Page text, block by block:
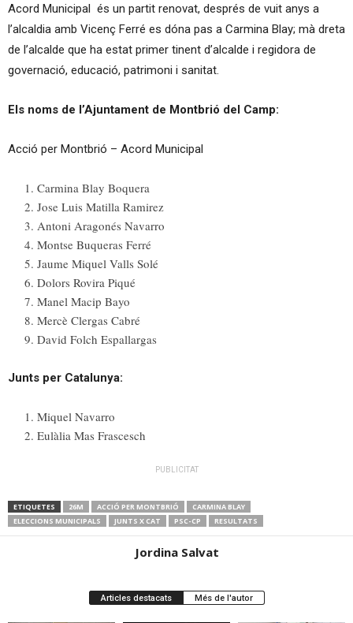
Acord Municipal és un partit renovat, després de vuit anys a
l’alcaldia amb Vicenç Ferré es dóna pas a Carmina Blay; mà dreta
de l’alcalde que ha estat primer tinent d’alcalde i regidora de
governació, educació, patrimoni i sanitat.
Els noms de l’Ajuntament de Montbrió del Camp:
Acció per Montbrió – Acord Municipal
Carmina Blay Boquera
Jose Luis Matilla Ramirez
Antoni Aragonés Navarro
Montse Buqueras Ferré
Jaume Miquel Valls Solé
Dolors Rovira Piqué
Manel Macip Bayo
Mercè Clergas Cabré
David Folch Espallargas
Junts per Catalunya:
Miquel Navarro
Eulàlia Mas Frascesch
PUBLICITAT
ETIQUETES 26M ACCIÓ PER MONTBRIÓ
CARMINA BLAY
ELECCIONS MUNICIPALS
JUNTS X CAT PSC-CP RESULTATS
Jordina Salvat
Articles destacats Més de l'autor